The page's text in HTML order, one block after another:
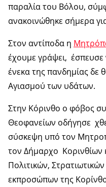
παραλία του Βόλου,
ανακοινώθηκε σήμερα
Στον αντίποδα η
έχουμε γράψει, έσπευσε
ένεκα της πανδημίας δε
Αγιασμού των υδάτων.
Στην Κόρινθο ο φόβος
Θεοφανείων οδήγησε
σύσκεψη υπό τον
τον Δήμαρχο Κορινθίων
Πολιτικών,
εκπροσώπων της